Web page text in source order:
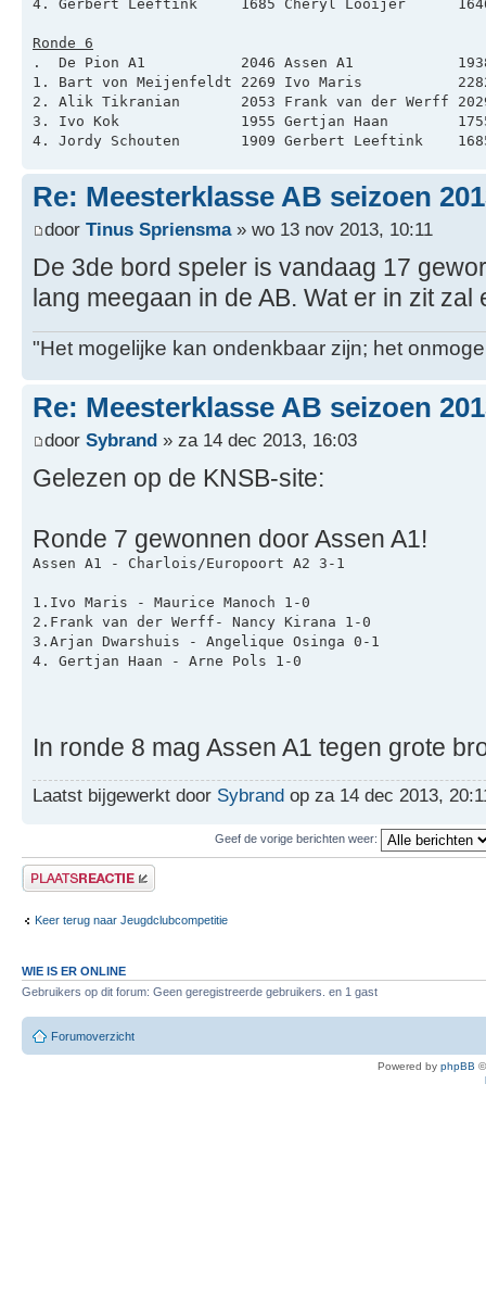
4. Gerbert Leeftink     1685 Cheryl Looijer
Ronde 6
.  De Pion A1           2046 Assen A1
1. Bart von Meijenfeldt 2269 Ivo Maris
2. Alik Tikranian       2053 Frank van der Werff
3. Ivo Kok              1955 Gertjan Haan
4. Jordy Schouten       1909 Gerbert Leeftink
Re: Meesterklasse AB seizoen
door Tinus Spriensma» wo 13 nov 2013, 10:11
De 3de bord speler is vandaag 17
lang meegaan in de AB. Wat er in zit zal
"Het mogelijke kan ondenkbaar zijn; het
Re: Meesterklasse AB seizoen
door Sybrand » za 14 dec 2013, 16:03
Gelezen op de KNSB-site:
Ronde 7 gewonnen door Assen A1!
Assen A1 - Charlois/Europoort A2 3-1
1.Ivo Maris - Maurice Manoch 1-0
2.Frank van der Werff- Nancy Kirana 1-0
3.Arjan Dwarshuis - Angelique Osinga 0-1
4. Gertjan Haan - Arne Pols 1-0
In ronde 8 mag Assen A1 tegen grote
Laatst bijgewerkt door Sybrand op za 14 dec 2013,
Geef de vorige berichten weer:
Plaats een reactie
Keer terug naar Jeugdclubcompetitie
WIE IS ER ONLINE
Gebruikers op dit forum: Geen geregistreerde gebruikers. en 1 gast
Forumoverzicht
Powered by phpBB